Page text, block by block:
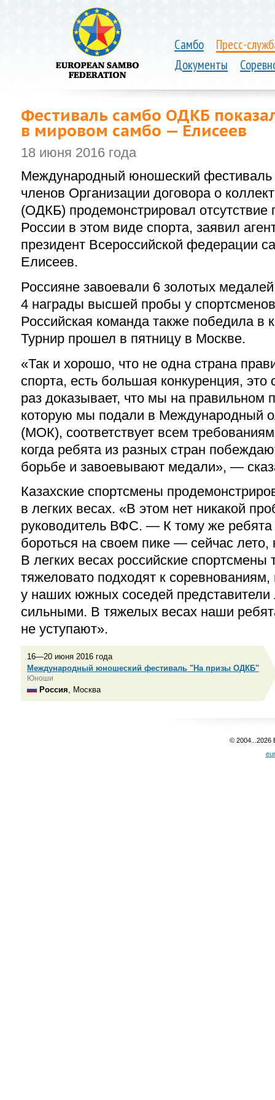
Самбо
Пресс-
Документы
Фестиваль самбо ОДКБ
в мировом самбо — Елисеев
18 июня 2016 года
Международный юношеский фестиваль
членов Организации договора о
(ОДКБ) продемонстрировал отсутствие
России в этом виде спорта, заявил
президент Всероссийской федерации
Елисеев.
Россияне завоевали 6 золотых
4 награды высшей пробы у
Российская команда также победила в
Турнир прошел в пятницу в Москве.
«Так и хорошо, что не одна страна
спорта, есть большая конкуренция,
раз доказывает, что мы на правильном
которую мы подали в Международный
(МОК), соответствует всем
когда ребята из разных стран
борьбе и завоевывают медали», —
Казахские спортсмены
в легких весах. «В этом нет никакой
руководитель ВФС. — К тому же
бороться на своем пике — сейчас лето,
В легких весах российские спортсмены
тяжеловато подходят к соревнованиям,
у наших южных соседей представители
сильными. В тяжелых весах наши
не уступают».
16—20 июня 2016 года
Международный юношеский фестиваль "На призы ОДКБ"
Юноши
Россия, Москва
© 2004...2026